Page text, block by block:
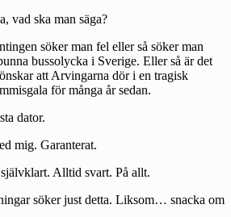
vad ska man säga?
söker man fel eller så söker man
bussolycka i Sverige. Eller så är det
att Arvingarna dör i en tragisk
för många år sedan.
dator.
mig. Garanterat.
Alltid svart. På allt.
söker just detta. Liksom… snacka om